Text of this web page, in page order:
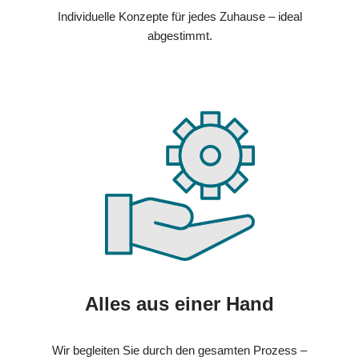
Individuelle Konzepte für jedes Zuhause – ideal
abgestimmt.
Alles aus einer Hand
Wir begleiten Sie durch den gesamten Prozess –